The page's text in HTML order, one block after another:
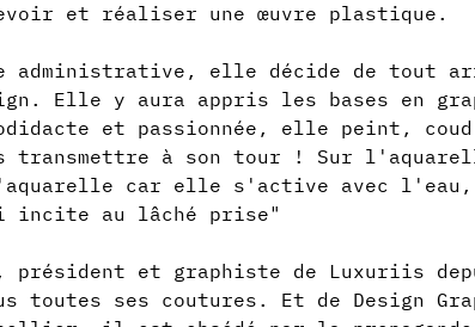
et réaliser une œuvre plastique.
administrative, elle décide de tout
Elle y aura appris les bases en
et passionnée, elle peint,
transmettre à son tour ! Sur
car elle s'active avec l'eau,
incite au lâché prise"
président et graphiste de Luxuriis
toutes ses coutures. Et de Design